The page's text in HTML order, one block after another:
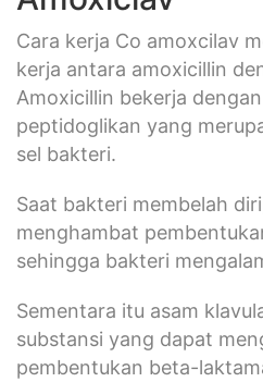
Cara kerja Co amoxcilav
kerja antara amoxicillin
Amoxicillin bekerja
peptidoglikan yang
sel bakteri.
Saat bakteri membelah
menghambat
sehingga bakteri
Sementara itu asam
substansi yang dapat
pembentukan beta-